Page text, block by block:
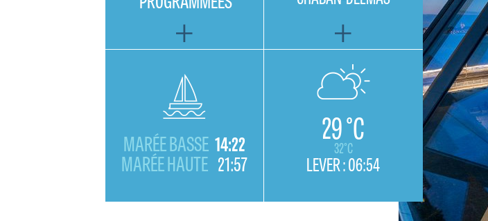
MARÉE BASSE 14:22
MARÉE HAUTE 21:57
29 °C
32°C
LEVER :06:54